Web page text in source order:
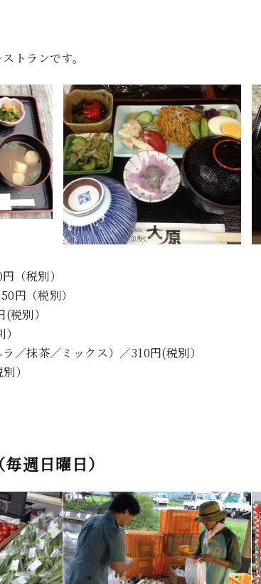
トランです。
（税別）
円（税別）
税別）
／抹茶／ミックス）／310円(税別）
）
週日曜日）